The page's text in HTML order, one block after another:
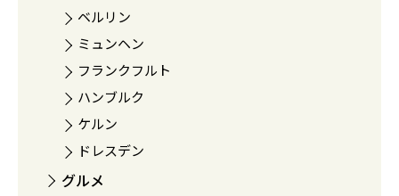
ベルリン
ミュンヘン
フランクフルト
ハンブルク
ケルン
ドレスデン
グルメ